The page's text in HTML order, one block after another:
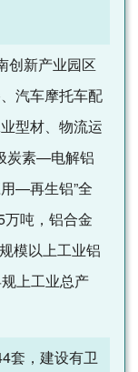
创新产业园区
汽车摩托车配
型材、物流运
炭素—电解铝
—再生铝”全
吨，铝合金
模以上工业铝
上工业总产
套，建设有卫